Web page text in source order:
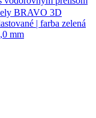
BRAVO 3D
| farba zelená
mm